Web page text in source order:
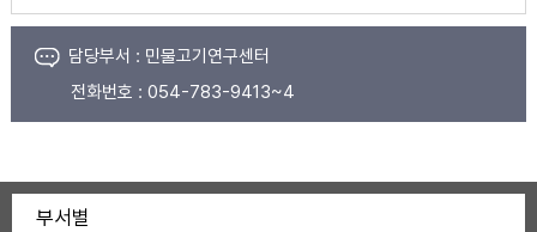
담당부서 : 민물고기연구센터
전화번호 : 054-783-9413~4
부서별